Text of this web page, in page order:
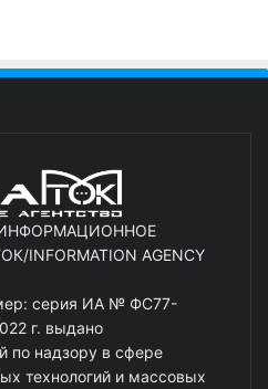
ИНФОРМАЦИОННОЕ
INFORMATION AGENCY
серия ИА № ФС77-
г. выдано
по надзору в сфере
технологий и массовых